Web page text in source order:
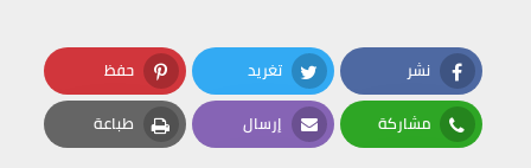
نشر
Facebook
تغريد
Twitter
حفظ
Pinterest
مشاركة
Whatsapp
إرسال
Email
طباعة
Print